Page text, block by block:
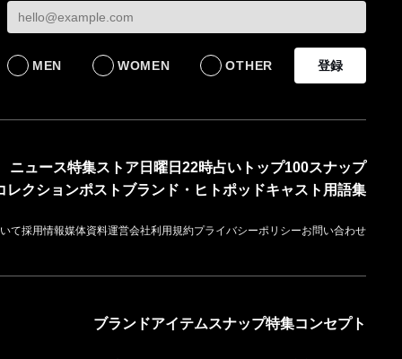
MEN WOMEN OTHER 登録
ニュース特集ストア 日曜日22時占い トップ100スナップ
レクションポスト ブランド・ヒトポッドキャスト 用語集
て採用情報媒体資料運営会社利用規約プライバシーポリシーお問い合わせ
ブランドアイテムスナップ特集コンセプト